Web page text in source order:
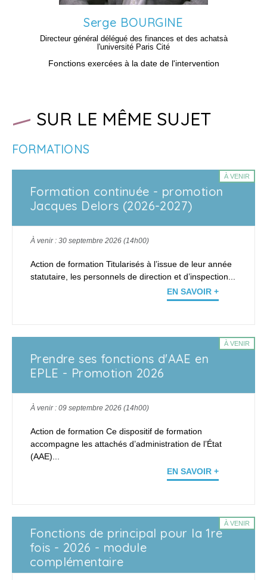
Serge BOURGINE
Directeur général délégué des finances et des achatsà
l'université Paris Cité
Fonctions exercées à la date de l'intervention
SUR LE MÊME SUJET
FORMATIONS
Formation continuée - promotion
Jacques Delors (2026-2027)
À VENIR
À venir : 30 septembre 2026 (14h00)
Action de formation Titularisés à l’issue de leur année
statutaire, les personnels de direction et d’inspection...
EN SAVOIR +
Prendre ses fonctions d'AAE en
EPLE - Promotion 2026
À VENIR
À venir : 09 septembre 2026 (14h00)
Action de formation Ce dispositif de formation
accompagne les attachés d’administration de l’État
(AAE)...
EN SAVOIR +
Fonctions de principal pour la 1re
fois - 2026 - module
complémentaire
À VENIR